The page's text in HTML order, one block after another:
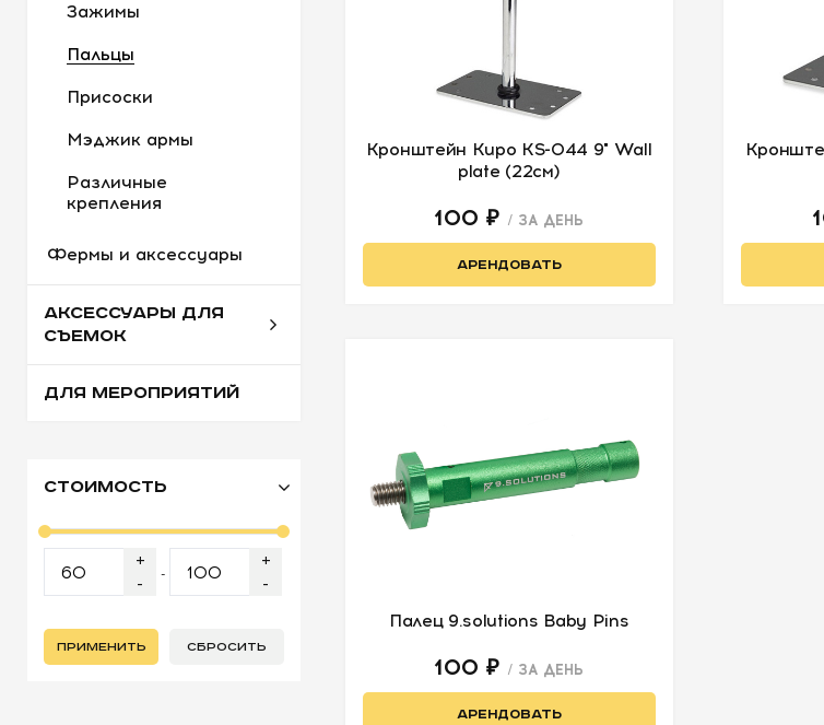
Зажимы
Пальцы
Присоски
Мэджик армы
Различные
крепления
Фермы и аксессуары
АКСЕССУАРЫ ДЛЯ
СЪЕМОК
ДЛЯ МЕРОПРИЯТИЙ
Стоимость
+
-
-
+
-
ПРИМЕНИТЬ СБРОСИТЬ
Кронштейн Kupo KS-044 9" Wall
plate (22см)
100 ₽ / ЗА ДЕНЬ
АРЕНДОВАТЬ
Палец 9.solutions Baby Pins
100 ₽ / ЗА ДЕНЬ
АРЕНДОВАТЬ